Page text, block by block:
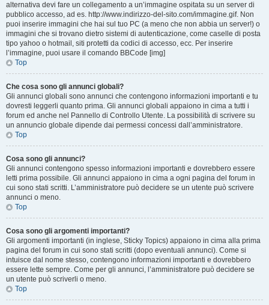
alternativa devi fare un collegamento a un’immagine ospitata su un server di
pubblico accesso, ad es. http://www.indirizzo-del-sito.com/immagine.gif. Non
puoi inserire immagini che hai sul tuo PC (a meno che non abbia un server!) o
immagini che si trovano dietro sistemi di autenticazione, come caselle di posta
tipo yahoo o hotmail, siti protetti da codici di accesso, ecc. Per inserire
l’immagine, puoi usare il comando BBCode [img]
Top
Che cosa sono gli annunci globali?
Gli annunci globali sono annunci che contengono informazioni importanti e tu
dovresti leggerli quanto prima. Gli annunci globali appaiono in cima a tutti i
forum ed anche nel Pannello di Controllo Utente. La possibilità di scrivere su
un annuncio globale dipende dai permessi concessi dall’amministratore.
Top
Cosa sono gli annunci?
Gli annunci contengono spesso informazioni importanti e dovrebbero essere
letti prima possibile. Gli annunci appaiono in cima a ogni pagina del forum in
cui sono stati scritti. L’amministratore può decidere se un utente può scrivere
annunci o meno.
Top
Cosa sono gli argomenti importanti?
Gli argomenti importanti (in inglese, Sticky Topics) appaiono in cima alla prima
pagina del forum in cui sono stati scritti (dopo eventuali annunci). Come si
intuisce dal nome stesso, contengono informazioni importanti e dovrebbero
essere lette sempre. Come per gli annunci, l’amministratore può decidere se
un utente può scriverli o meno.
Top